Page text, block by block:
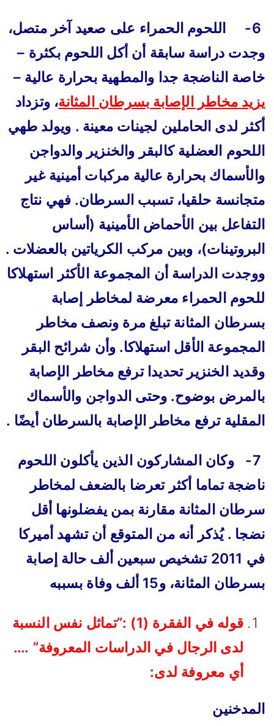
6- اللحوم الحمراء على صعيد آخر متصل،
وجدت دراسة سابقة أن أكل اللحوم بكثرة –
خاصة الناضجة جدا والمطهية بحرارة عالية –
يزيد مخاطر الإصابة بسرطان المثانة، وتزداد
أكثر لدى الحاملين لجينات معينة . ويولد طهي
اللحوم العضلية كالبقر والخنزير والدواجن
والأسماك بحرارة عالية مركبات أمينية غير
متجانسة حلقيا، تسبب السرطان. فهي نتاج
التفاعل بين الأحماض الأمينية (أساس
البروتينات)، وبين مركب الكرياتين بالعضلات .
ووجدت الدراسة أن المجموعة الأكثر استهلاكا
للحوم الحمراء معرضة لمخاطر إصابة
بسرطان المثانة تبلغ مرة ونصف مخاطر
المجموعة الأقل استهلاكا. وأن شرائح البقر
وقديد الخنزير تحديدا ترفع مخاطر الإصابة
بالمرض بوضوح. وحتى الدواجن والأسماك
المقلية ترفع مخاطر الإصابة بالسرطان أيضًا .
7- وكان المشاركون الذين يأكلون اللحوم
ناضجة تماما أكثر تعرضا بالضعف لمخاطر
سرطان المثانة مقارنة بمن يفضلونها أقل
نضجا . يُذكر أنه من المتوقع أن تشهد أميركا
في 2011 تشخيص سبعين ألف حالة إصابة
بسرطان المثانة، و15 ألف وفاة بسببه
قوله في الفقرة (1) :”تماثل نفس النسبة
لدى الرجال في الدراسات المعروفة” ….
أي معروفة لدى:
المدخنين